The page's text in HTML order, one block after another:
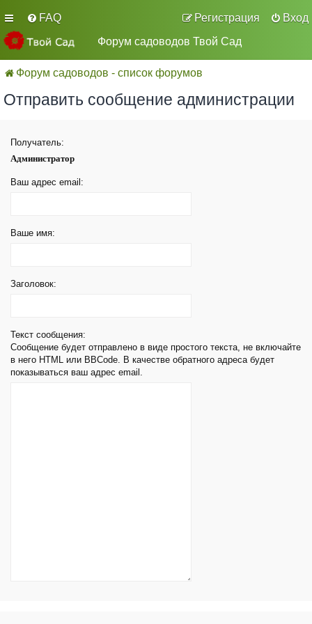
FAQ Вход
Регистрация
Форум садоводов Твой Сад
Форум садоводов - список форумов
Отправить сообщение администрации
Получатель:
Администратор
Ваш адрес email:
Ваше имя:
Заголовок:
Текст сообщения:
Сообщение будет отправлено в виде простого текста, не включайте
в него HTML или BBCode. В качестве обратного адреса будет
показываться ваш адрес email.